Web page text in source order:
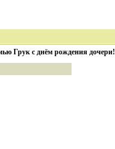
Грук с днём рождения дочери!